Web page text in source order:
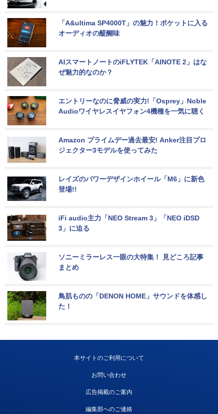
「A&ultima SP4000T」の魅力！ポケットに入る
オーディオの醍醐味
AIスマートノートのiFLYTEK「AINOTE 2」はな
ぜ魅力的なのか？
エントリーなのに脅威の実力!「Osprey」Noble
Audioワイヤレスイヤフォン4機種を一気に聴く
Amazon プライムデー過去最安! Anker注目プロ
ジェクター3モデルを使ってみた
レイズのパワーデザインホイール「M6」に新色
登場!!
iFi audio主力「NEO Stream 3」「NEO iDSD
3」に迫る
ソニーミラーレス一眼の大特集！ 見どころ記事
まとめ
鳥肌ものの「DENON HOME」サウンドを体感し
た！
本サイトのご利用について
お問い合わせ
広告掲載のご案内
編集部へのご連絡